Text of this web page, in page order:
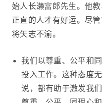
始人长濑富郎先生。他
正直的人才有好运。尽
将矢志不渝。
我们以尊重、公平和
投入工作。这种态度
说，都有助于激发我们